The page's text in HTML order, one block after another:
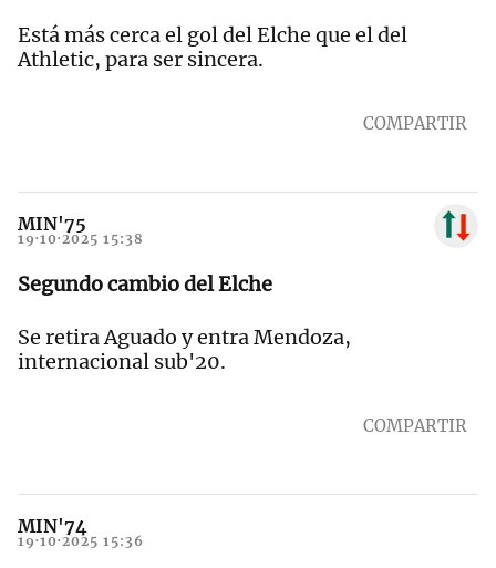
Está más cerca el gol del Elche que el del
Athletic, para ser sincera.
COMPARTIR
MIN'75
19·10·2025 15:38
Segundo cambio del Elche
Se retira Aguado y entra Mendoza,
internacional sub'20.
COMPARTIR
MIN'74
19·10·2025 15:36